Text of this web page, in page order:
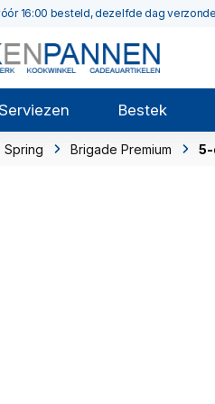
16:00 besteld, dezelfde dag
Serviezen Bestek
Spring Brigade Premium 5-